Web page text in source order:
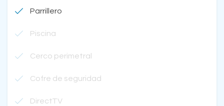
Parrillero
Piscina
Cerco perimetral
Cofre de seguridad
DirectTV